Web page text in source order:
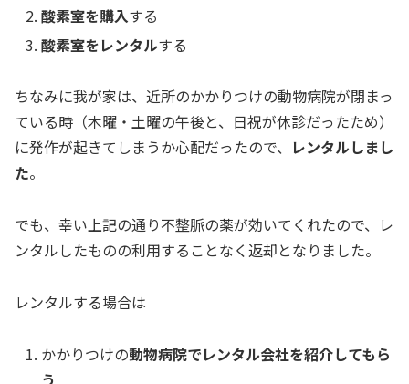
酸素室を購入する
酸素室をレンタルする
ちなみに我が家は、近所のかかりつけの動物病院が閉まっ
ている時（木曜・土曜の午後と、日祝が休診だったため）
に発作が起きてしまうか心配だったので、 レンタルしまし
た。
でも、幸い上記の通り不整脈の薬が効いてくれたので、レ
ンタルしたものの利用することなく返却となりました。
レンタルする場合は
かかりつけの動物病院でレンタル会社を紹介してもら
う